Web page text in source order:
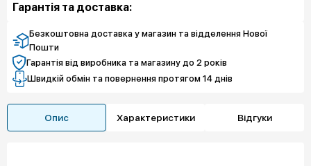
Чистий спокій
Гарантія та доставка:
Безкоштовна доставка у магазин та відделення Нової
Пошти
Гарантія від виробника та магазину до 2 років
Швидкій обмін та повернення протягом 14 днів
Опис Характеристики Відгуки